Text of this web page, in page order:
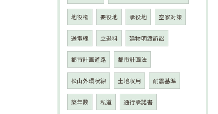
地役権 要役地 承役地 空家対策
送電線 立退料 建物明渡訴訟
都市計画道路 都市計画法
松山外環状線 土地収用 耐震基準
築年数 私道 通行承諾書